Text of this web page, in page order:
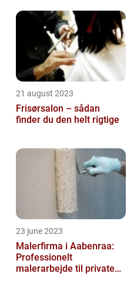
21 august 2023
Frisørsalon – sådan
finder du den helt rigtige
23 june 2023
Malerfirma i Aabenraa:
Professionelt
malerarbejde til private